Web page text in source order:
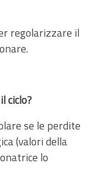
regolarizzare il
ciclo?
se le perdite
(valori della
lo